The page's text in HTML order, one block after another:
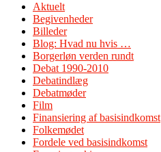
Aktuelt
Begivenheder
Billeder
Blog: Hvad nu hvis …
Borgerløn verden rundt
Debat 1990-2010
Debatindlæg
Debatmøder
Film
Finansiering af basisindkomst
Folkemødet
Fordele ved basisindkomst